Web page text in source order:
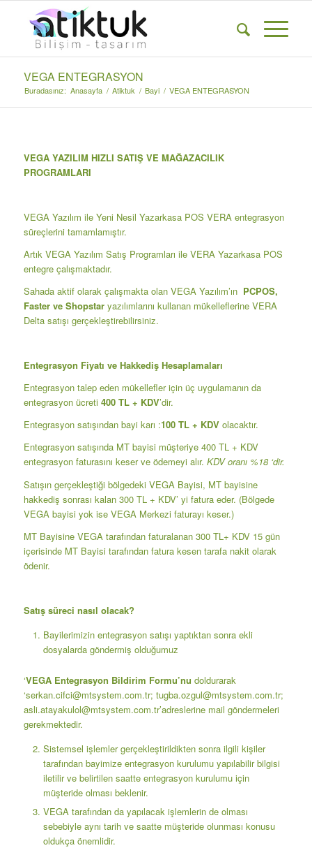
VEGA ENTEGRASYON
Buradasınız: Anasayfa / Atiktuk / Bayi / VEGA ENTEGRASYON
VEGA YAZILIM HIZLI SATIŞ VE MAĞAZACILIK
PROGRAMLARI
VEGA Yazılım ile Yeni Nesil Yazarkasa POS VERA entegrasyon
süreçlerini tamamlamıştır.
Artık VEGA Yazılım Satış Programları ile VERA Yazarkasa POS
entegre çalışmaktadır.
Sahada aktif olarak çalışmakta olan VEGA Yazılım’ın PCPOS,
Faster ve Shopstar yazılımlarını kullanan mükelleflerine VERA
Delta satışı gerçekleştirebilirsiniz.
Entegrasyon Fiyatı ve Hakkediş Hesaplamaları
Entegrasyon talep eden mükellefler için üç uygulamanın da
entegrasyon ücreti 400 TL + KDV’dir.
Entegrasyon satışından bayi karı :100 TL + KDVolacaktır.
Entegrasyon satışında MT bayisi müşteriye 400 TL + KDV
entegrasyon faturasını keser ve ödemeyi alır. KDV oranı %18 ‘dir.
Satışın gerçekleştiği bölgedeki VEGA Bayisi, MT bayisine
hakkediş sonrası kalan 300 TL + KDV’ yi fatura eder. (Bölgede
VEGA bayisi yok ise VEGA Merkezi faturayı keser.)
MT Bayisine VEGA tarafından faturalanan 300 TL+ KDV 15 gün
içerisinde MT Bayisi tarafından fatura kesen tarafa nakit olarak
ödenir.
Satış süreci nasıl olacak?
Bayilerimizin entegrasyon satışı yaptıktan sonra ekli
dosyalarda göndermiş olduğumuz
‘VEGA Entegrasyon Bildirim Formu’nu doldurarak
‘serkan.cifci@mtsystem.com.tr; tugba.ozgul@mtsystem.com.tr;
asli.atayakulol@mtsystem.com.tr’adreslerinemail göndermeleri
gerekmektedir.
Sistemsel işlemler gerçekleştirildikten sonra ilgili kişiler
tarafından bayimize entegrasyon kurulumu yapılabilir bilgisi
iletilir ve belirtilen saatte entegrasyon kurulumu için
müşteride olması beklenir.
VEGA tarafından da yapılacak işlemlerin de olması
sebebiyle aynı tarih ve saatte müşteride olunması konusu
oldukça önemlidir.